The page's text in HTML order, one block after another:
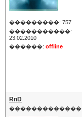
���������: 757
�����������:
23.02.2010
������: offline
RnD
�������������